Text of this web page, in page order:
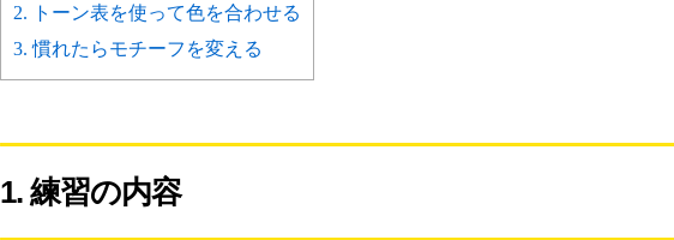
2. トーン表を使って色を合わせる
3. 慣れたらモチーフを変える
1. 練習の内容